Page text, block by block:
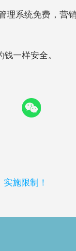
理系统免费，营
一样安全。
施限制！